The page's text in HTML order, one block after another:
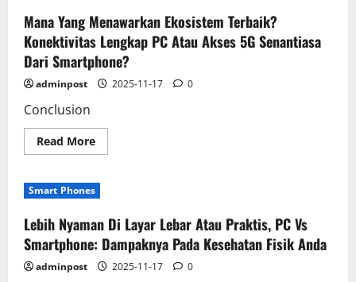
Sekadar
Gimik
Dalam
Kompetisi
PC
Vs
Smartphone
Mana Yang Menawarkan Ekosistem Terbaik?
Konektivitas Lengkap PC Atau Akses 5G Senantiasa
Dari Smartphone?
adminpost 2025-11-17 0
Conclusion
Read MoreRead
more
Yang
Menawarkan
Terbaik?
Konektivitas
Lengkap
PC
Atau
Akses
Smart Phones
Lebih Nyaman Di Layar Lebar Atau Praktis, PC Vs
Smartphone: Dampaknya Pada Kesehatan Fisik Anda
adminpost 2025-11-17 0